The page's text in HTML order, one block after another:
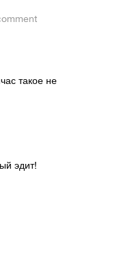
такое не
эдит!